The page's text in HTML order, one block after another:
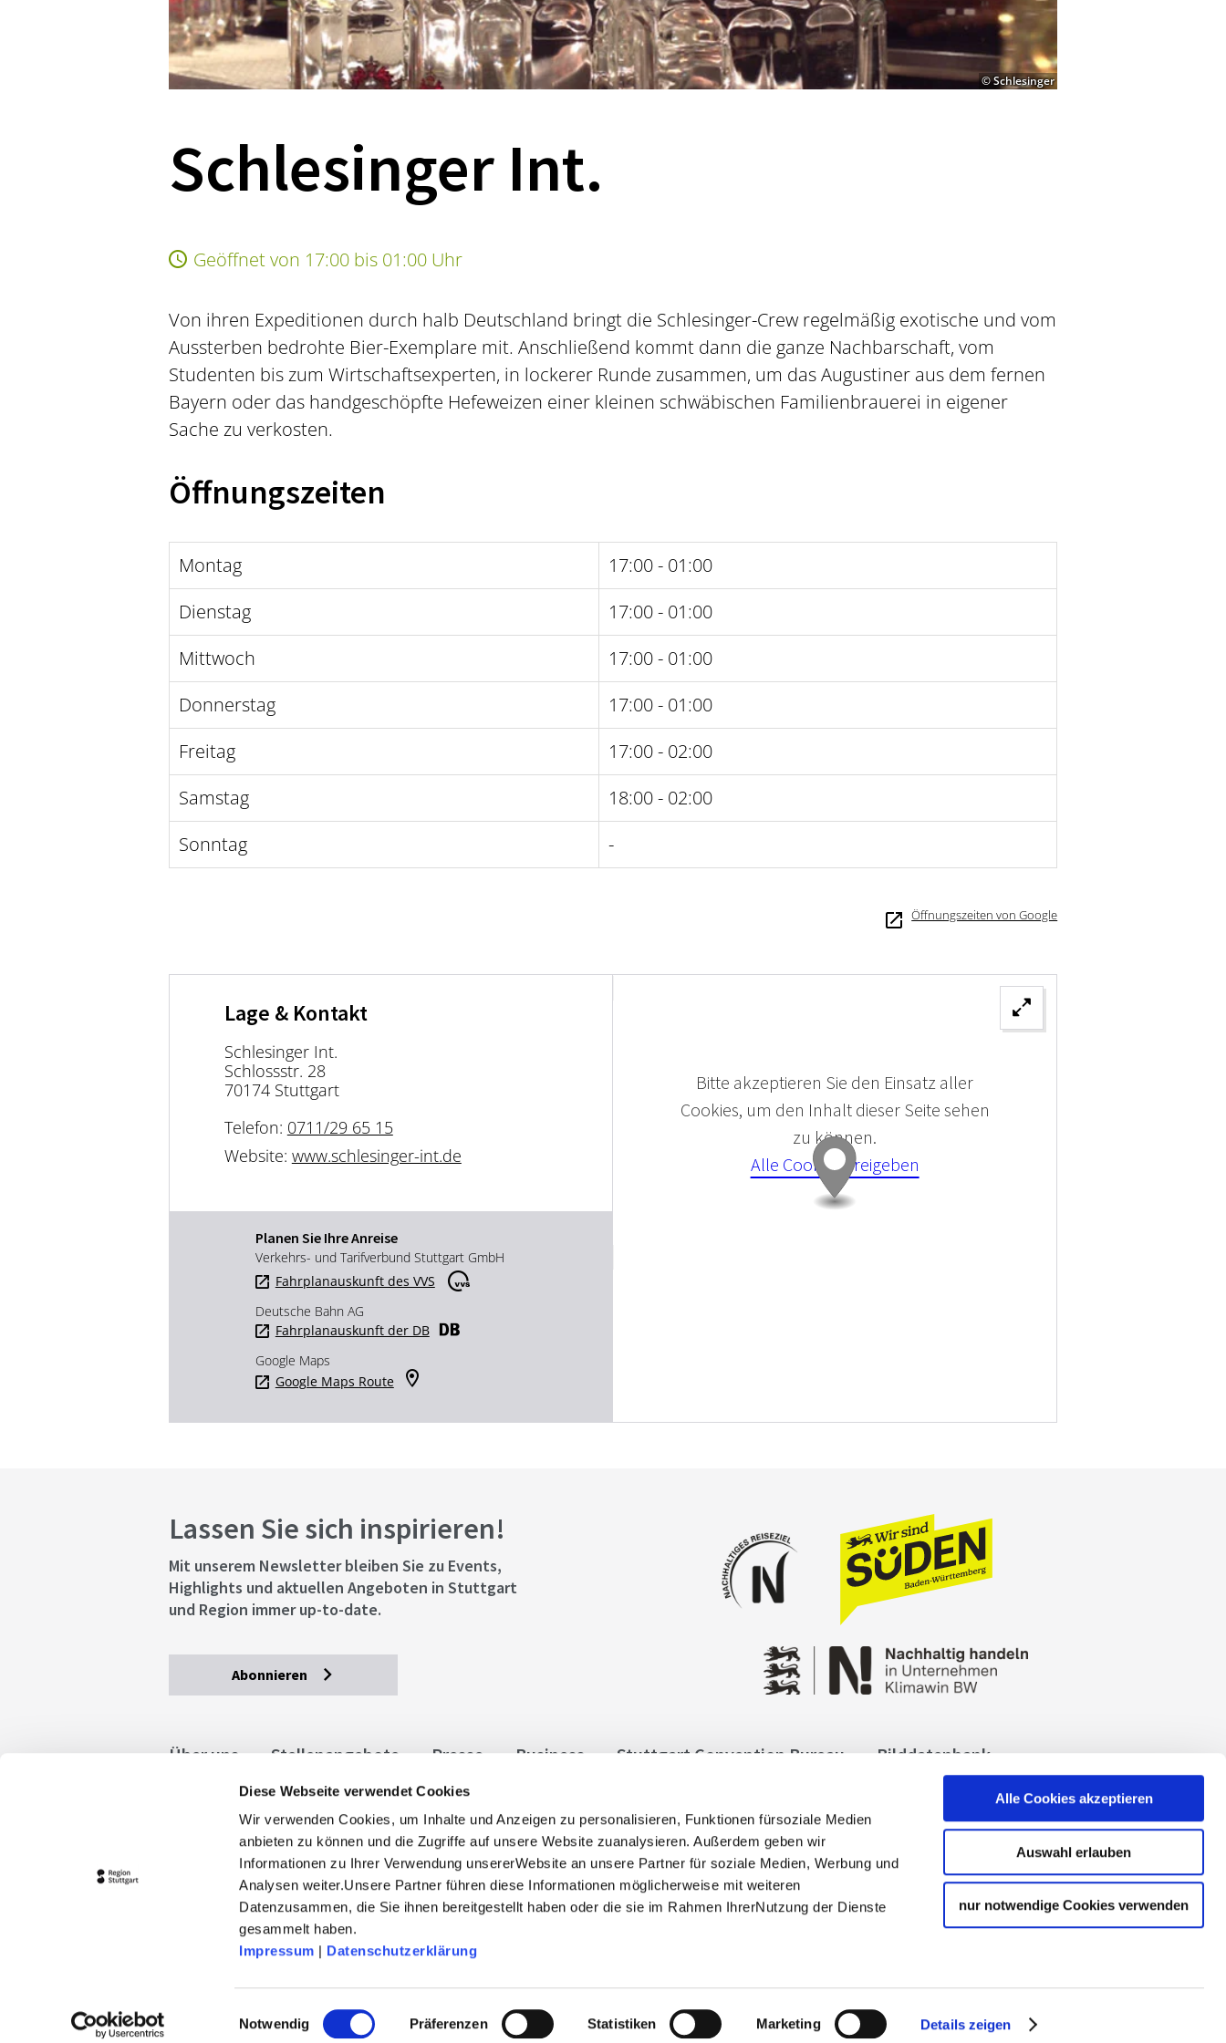
Diese Webseite verwendet Cookies
Wir verwenden Cookies, um Inhalte und Anzeigen zu personalisieren, Funktionen fürsoziale Medien
anbieten zu können und die Zugriffe auf unsere Website zuanalysieren. Außerdem geben wir
Informationen zu Ihrer Verwendung unsererWebsite an unsere Partner für soziale Medien, Werbung und
Analysen weiter.Unsere Partner führen diese Informationen möglicherweise mit weiteren
Datenzusammen, die Sie ihnen bereitgestellt haben oder die sie im Rahmen IhrerNutzung der Dienste
gesammelt haben.
Impressum | Datenschutzerklärung
Einwilligungsauswahl
Notwendig Präferenzen Statistiken Marketing Details zeigen
Alle Cookies akzeptieren
Auswahl erlauben
nur notwendige Cookies verwenden
© Schlesinger
Schlesinger Int.
Geöffnet von 17:00 bis 01:00 Uhr
Von ihren Expeditionen durch halb Deutschland bringt die Schlesinger-Crew regelmäßig exotische und vom
Aussterben bedrohte Bier-Exemplare mit. Anschließend kommt dann die ganze Nachbarschaft, vom
Studenten bis zum Wirtschaftsexperten, in lockerer Runde zusammen, um das Augustiner aus dem fernen
Bayern oder das handgeschöpfte Hefeweizen einer kleinen schwäbischen Familienbrauerei in eigener
Sache zu verkosten.
Öffnungszeiten
Montag
17:00 - 01:00
Dienstag
17:00 - 01:00
Mittwoch
17:00 - 01:00
Donnerstag
17:00 - 01:00
Freitag
17:00 - 02:00
Samstag
18:00 - 02:00
Sonntag
-
Öffnungszeiten von Google
Lage & Kontakt
Schlesinger Int.
Schlossstr. 28
70174 Stuttgart
Telefon: 0711/29 65 15
Website: www.schlesinger-int.de
Planen Sie Ihre Anreise
Verkehrs- und Tarifverbund Stuttgart GmbH
Fahrplanauskunft des VVS
Deutsche Bahn AG
Fahrplanauskunft der DB
Google Maps
Google Maps Route
Bitte akzeptieren Sie den Einsatz aller
Cookies, um den Inhalt dieser Seite sehen
zu können.
Alle Cookies Freigeben
Lassen Sie sich inspirieren!
Mit unserem Newsletter bleiben Sie zu Events,
Highlights und aktuellen Angeboten in Stuttgart
und Region immer up-to-date.
Abonnieren
Über uns Stellenangebote Presse Business Stuttgart Convention Bureau
Bilddatenbank
Allgemeine Geschäftsbedingungen
stuttgart.de
Barrierefreiheit
© 2026 Stuttgart-Marketing GmbH, info@stuttgart-tourist.de
stuttgart-tourist.de und www.erlebnisregion-stuttgart.de sind die offiziellen Websites des Tourismuspartners der
Landeshauptstadt Stuttgart und der Regio Stuttgart Marketing- und Tourismus GmbH.